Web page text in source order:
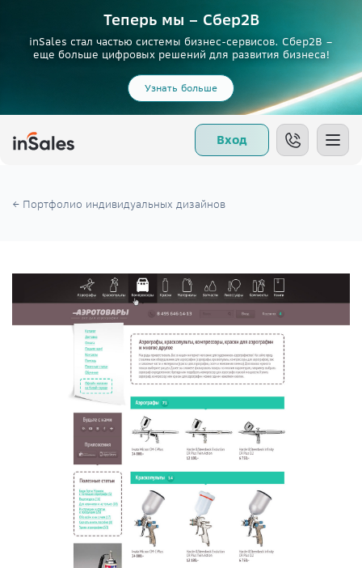
Теперь мы – Сбер2B
inSales стал частью системы бизнес-сервисов. Сбер2В –
еще больше цифровых решений для развития бизнеса!
Узнать больше
Вход
← Портфолио индивидуальных дизайнов